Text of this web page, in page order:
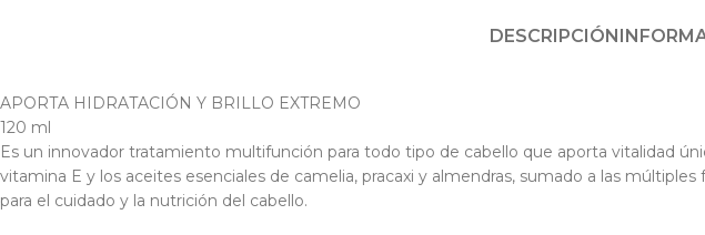
DESCRIPCIÓN
APORTA HIDRATACIÓN Y BRILLO EXTREMO
120 ml
Es un innovador tratamiento multifunción para todo tipo de cabello que aporta vitalidad
vitamina E y los aceites esenciales de camelia, pracaxi y almendras, sumado a las
para el cuidado y la nutrición del cabello.